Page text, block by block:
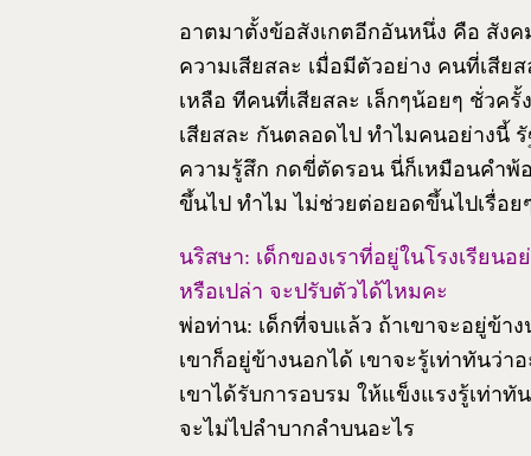
อาตมาตั้งข้อสังเกตอีกอันหนึ่ง คือ สั
ความเสียสละ เมื่อมีตัวอย่าง คนที่เสีย
เหลือ ทีคนที่เสียสละ เล็กๆน้อยๆ ชั่วค
เสียสละ กันตลอดไป ทำไมคนอย่างนี้
ความรู้สึก กดขี่ตัดรอน นี่ก็เหมือนคำพ้
ขึ้นไป ทำไม ไม่ช่วยต่อยอดขึ้นไปเรื่อ
นริสษา: เด็กของเราที่อยู่ในโรงเรียน
หรือเปล่า จะปรับตัวได้ไหมคะ
พ่อท่าน: เด็กที่จบแล้ว ถ้าเขาจะอยู่ข้า
เขาก็อยู่ข้างนอกได้ เขาจะรู้เท่าทันว่า
เขาได้รับการอบรม ให้แข็งแรงรู้เท่า
จะไม่ไปลำบากลำบนอะไร